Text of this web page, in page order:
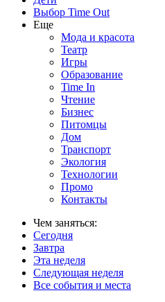
Выбор Time Out
Еще
Мода и красота
Театр
Игры
Образование
Time In
Чтение
Бизнес
Питомцы
Дом
Транспорт
Экология
Технологии
Промо
Контакты
Чем заняться:
Сегодня
Завтра
Эта неделя
Следующая неделя
Все события и места